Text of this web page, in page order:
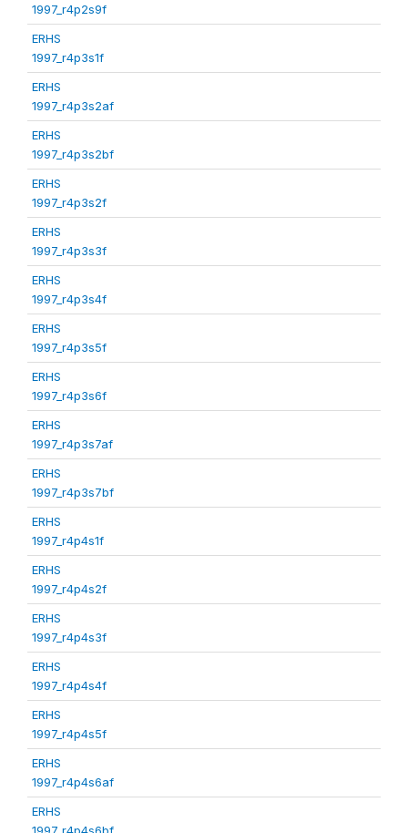
1997_r4p2s9f
ERHS
1997_r4p3s1f
ERHS
1997_r4p3s2af
ERHS
1997_r4p3s2bf
ERHS
1997_r4p3s2f
ERHS
1997_r4p3s3f
ERHS
1997_r4p3s4f
ERHS
1997_r4p3s5f
ERHS
1997_r4p3s6f
ERHS
1997_r4p3s7af
ERHS
1997_r4p3s7bf
ERHS
1997_r4p4s1f
ERHS
1997_r4p4s2f
ERHS
1997_r4p4s3f
ERHS
1997_r4p4s4f
ERHS
1997_r4p4s5f
ERHS
1997_r4p4s6af
ERHS
1997_r4p4s6bf